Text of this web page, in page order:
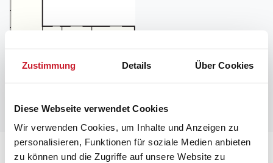
Zustimmung Details Über Cookies
Diese Webseite verwendet Cookies
Wir verwenden Cookies, um Inhalte und Anzeigen zu
personalisieren, Funktionen für soziale Medien anbieten
zu können und die Zugriffe auf unsere Website zu
Lageplan